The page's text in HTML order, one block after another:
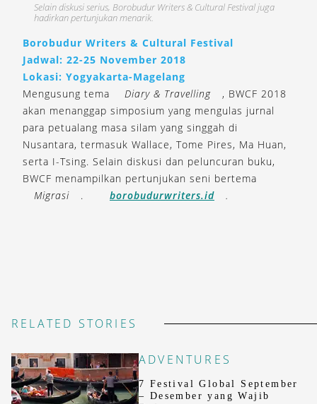
Selain diskusi serius, Borobudur Writers & Cultural Festival juga
hadirkan pertunjukan menarik.
Borobudur Writers & Cultural Festival
Jadwal: 22-25 November 2018
Lokasi: Yogyakarta-Magelang
Mengusung tema
Diary & Travelling
, BWCF 2018
akan menanggap simposium yang mengulas jurnal
para petualang masa silam yang singgah di
Nusantara, termasuk Wallace, Tome Pires, Ma Huan,
serta I-Tsing. Selain diskusi dan peluncuran buku,
BWCF menampilkan pertunjukan seni bertema
Migrasi
. borobudurwriters.id .
RELATED STORIES
ADVENTURES
7 Festival Global September
– Desember yang Wajib